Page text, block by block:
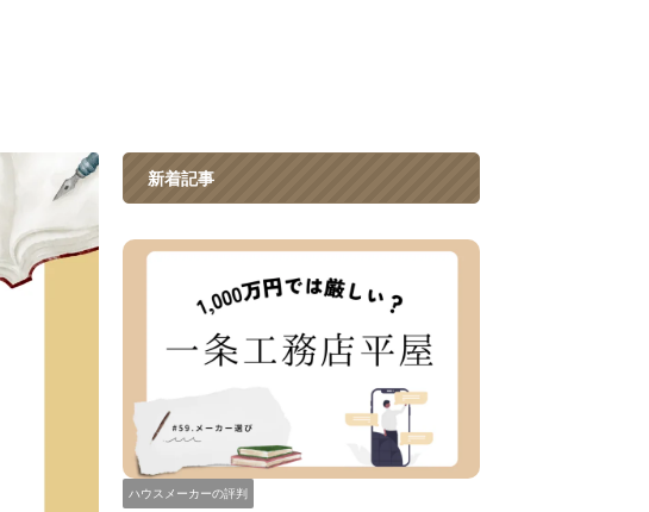
新着記事
ハウスメーカーの評判